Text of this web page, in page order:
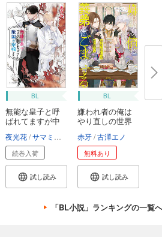
BL
無能な皇子と呼
ばれてますが中
夜光花 サマミヤアカザ
続巻入荷
試し読み
BL
嫌われ者の俺は
やり直しの世界
赤牙 古澤エノ
無料あり
試し読み
「BL小説」ランキングの一覧へ